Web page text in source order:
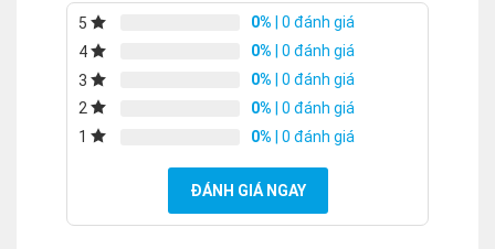
5 0% | 0 đánh giá
4
0% | 0 đánh giá
3
0% | 0 đánh giá
2
0% | 0 đánh giá
1
0% | 0 đánh giá
ĐÁNH GIÁ NGAY